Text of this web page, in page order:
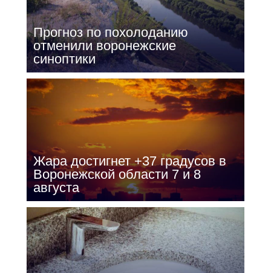
Прогноз по похолоданию
отменили воронежские
синоптики
Жара достигнет +37 градусов в
Воронежской области 7 и 8
августа